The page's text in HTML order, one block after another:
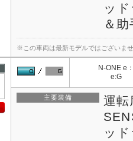
ッ
＆
※この車両は最新モデルではございま
N-ONE e
e:G
主要装備
運
ッ